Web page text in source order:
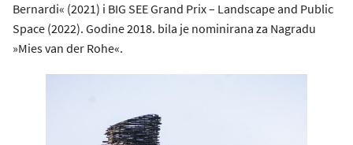
Bernardi« (2021) i BIG SEE Grand Prix – Landscape and Public
Space (2022). Godine 2018. bila je nominirana za Nagradu
»Mies van der Rohe«.